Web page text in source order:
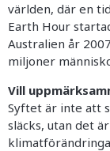
världen, där en
Earth Hour
Australien år
miljoner
Vill
Syftet är inte att
släcks, utan det